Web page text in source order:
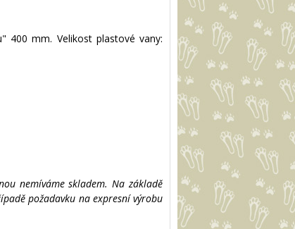
400 mm. Velikost plastové vany:
nemíváme skladem. Na základě
požadavku na expresní výrobu